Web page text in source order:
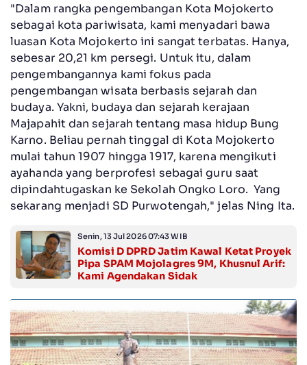
"Dalam rangka pengembangan Kota Mojokerto
sebagai kota pariwisata, kami menyadari bawa
luasan Kota Mojokerto ini sangat terbatas. Hanya,
sebesar 20,21 km persegi. Untuk itu, dalam
pengembangannya kami fokus pada
pengembangan wisata berbasis sejarah dan
budaya. Yakni, budaya dan sejarah kerajaan
Majapahit dan sejarah tentang masa hidup Bung
Karno. Beliau pernah tinggal di Kota Mojokerto
mulai tahun 1907 hingga 1917, karena mengikuti
ayahanda yang berprofesi sebagai guru saat
dipindahtugaskan ke Sekolah Ongko Loro. Yang
sekarang menjadi SD Purwotengah," jelas Ning Ita.
Senin, 13 Jul 2026 07:43 WIB
Komisi D DPRD Jatim Kawal Ketat Proyek
Pipa SPAM Mojolagres 9M, Khusnul Arif:
Kami Agendakan Sidak